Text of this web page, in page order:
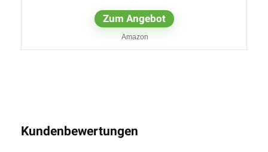
Zum Angebot
Amazon
Kundenbewertungen